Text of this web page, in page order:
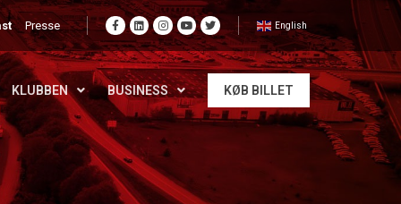
Presse English
KLUBBEN BUSINESS KØB BILLET